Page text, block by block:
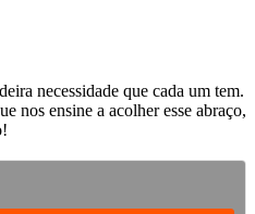
necessidade que cada um tem.
nos ensine a acolher esse abraço,